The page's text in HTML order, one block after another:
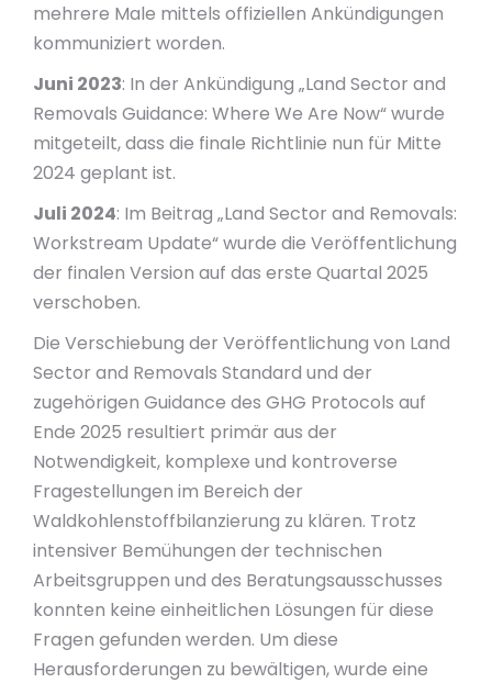
mehrere Male mittels offiziellen Ankündigungen
kommuniziert worden.
Juni 2023: In der Ankündigung „Land Sector and
Removals Guidance: Where We Are Now“ wurde
mitgeteilt, dass die finale Richtlinie nun für Mitte
2024 geplant ist.
Juli 2024: Im Beitrag „Land Sector and Removals:
Workstream Update“ wurde die Veröffentlichung
der finalen Version auf das erste Quartal 2025
verschoben.
Die Verschiebung der Veröffentlichung von Land
Sector and Removals Standard und der
zugehörigen Guidance des GHG Protocols auf
Ende 2025 resultiert primär aus der
Notwendigkeit, komplexe und kontroverse
Fragestellungen im Bereich der
Waldkohlenstoffbilanzierung zu klären. Trotz
intensiver Bemühungen der technischen
Arbeitsgruppen und des Beratungsausschusses
konnten keine einheitlichen Lösungen für diese
Fragen gefunden werden. Um diese
Herausforderungen zu bewältigen, wurde eine